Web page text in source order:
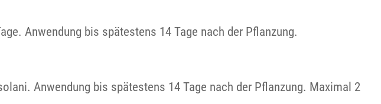
Anwendung bis spätestens 14 Tage nach der Pflanzung.
Anwendung bis spätestens 14 Tage nach der Pflanzung. Maximal 2